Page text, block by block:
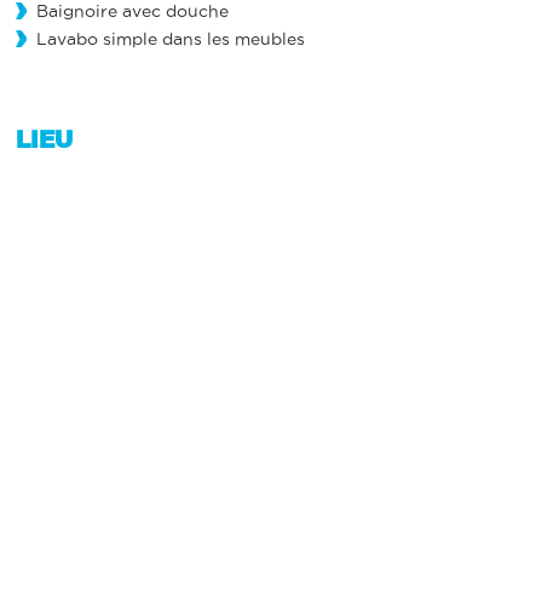
Baignoire avec douche
Lavabo simple dans les meubles
LIEU